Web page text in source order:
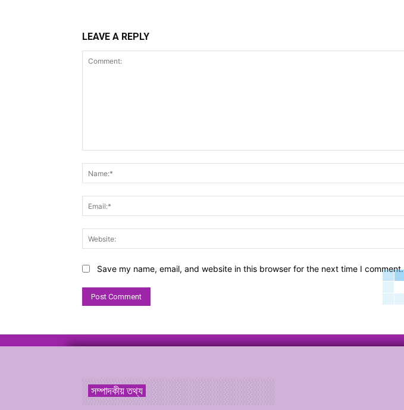
LEAVE A REPLY
Save my name, email, and website in this browser for the next time I comment.
সম্পাদকীয় তথ্য